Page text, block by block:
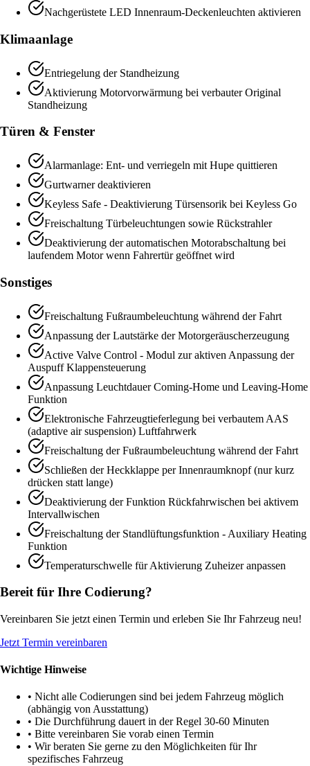
Nachgerüstete LED Innenraum-Deckenleuchten aktivieren
Klimaanlage
Entriegelung der Standheizung
Aktivierung Motorvorwärmung bei verbauter Original
Standheizung
Türen & Fenster
Alarmanlage: Ent- und verriegeln mit Hupe quittieren
Gurtwarner deaktivieren
Keyless Safe - Deaktivierung Türsensorik bei Keyless Go
Freischaltung Türbeleuchtungen sowie Rückstrahler
Deaktivierung der automatischen Motorabschaltung bei
laufendem Motor wenn Fahrertür geöffnet wird
Sonstiges
Freischaltung Fußraumbeleuchtung während der Fahrt
Anpassung der Lautstärke der Motorgeräuscherzeugung
Active Valve Control - Modul zur aktiven Anpassung der
Auspuff Klappensteuerung
Anpassung Leuchtdauer Coming-Home und Leaving-Home
Funktion
Elektronische Fahrzeugtieferlegung bei verbautem AAS
(adaptive air suspension) Luftfahrwerk
Freischaltung der Fußraumbeleuchtung während der Fahrt
Schließen der Heckklappe per Innenraumknopf (nur kurz
drücken statt lange)
Deaktivierung der Funktion Rückfahrwischen bei aktivem
Intervallwischen
Freischaltung der Standlüftungsfunktion - Auxiliary Heating
Funktion
Temperaturschwelle für Aktivierung Zuheizer anpassen
Bereit für Ihre Codierung?
Vereinbaren Sie jetzt einen Termin und erleben Sie Ihr Fahrzeug neu!
Jetzt Termin vereinbaren
Wichtige Hinweise
• Nicht alle Codierungen sind bei jedem Fahrzeug möglich
(abhängig von Ausstattung)
• Die Durchführung dauert in der Regel 30-60 Minuten
• Bitte vereinbaren Sie vorab einen Termin
• Wir beraten Sie gerne zu den Möglichkeiten für Ihr
spezifisches Fahrzeug